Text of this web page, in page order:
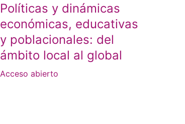
Políticas y dinámicas
económicas, educativas
y poblacionales: del
ámbito local al global
Acceso abierto